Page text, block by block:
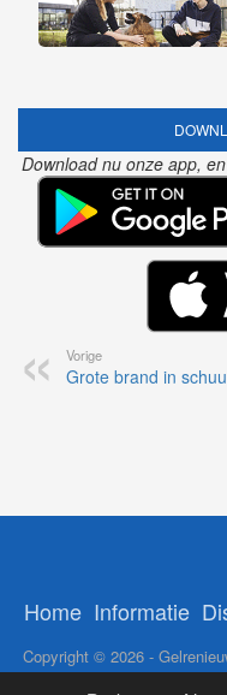
Download nu onze app,
Vorige
Grote brand in
Home Informatie
Copyright © 2026 -